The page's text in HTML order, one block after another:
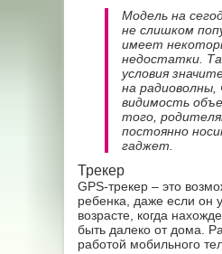
Модель на
не слишком
имеет
недостатки.
условия
на
видимость
того,
постоянно
гаджет.
Трекер
GPS-трекер – это
ребенка, даже если он
возрасте, когда
быть далеко от дома.
работой мобильного